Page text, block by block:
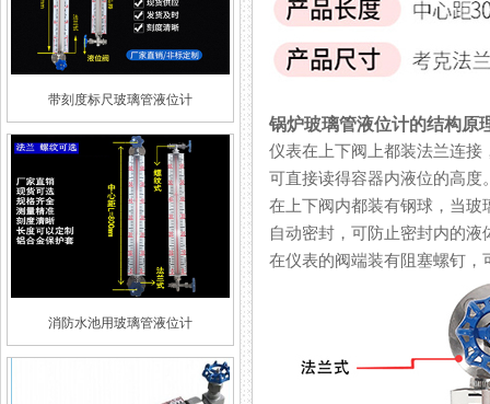
带刻度标尺玻璃管液位计
消防水池用玻璃管液位计
锅炉玻璃管液位计的结构原
仪表在上下阀上都装法兰连
可直接读得容器内液位的高度
在上下阀内都装有钢球，当
自动密封，可防止密封内的液
在仪表的阀端装有阻塞螺钉